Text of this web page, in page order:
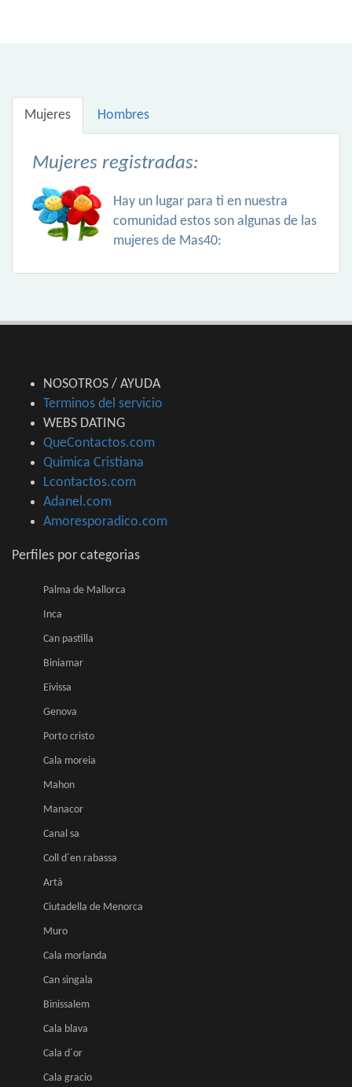
Mujeres Hombres
Mujeres registradas:
Hay un lugar para ti en nuestra
comunidad estos son algunas de las
mujeres de Mas40:
NOSOTROS / AYUDA
Terminos del servicio
WEBS DATING
QueContactos.com
Quimica Cristiana
Lcontactos.com
Adanel.com
Amoresporadico.com
Perfiles por categorias
Palma de Mallorca
Inca
Can pastilla
Biniamar
Eivissa
Genova
Porto cristo
Cala moreia
Mahon
Manacor
Canal sa
Coll d´en rabassa
Artà
Ciutadella de Menorca
Muro
Cala morlanda
Can singala
Binissalem
Cala blava
Cala d´or
Cala gracio